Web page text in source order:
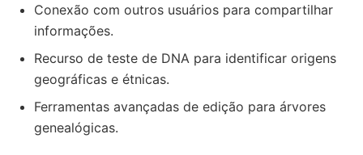
Conexão com outros usuários para compartilhar
informações.
Recurso de teste de DNA para identificar origens
geográficas e étnicas.
Ferramentas avançadas de edição para árvores
genealógicas.